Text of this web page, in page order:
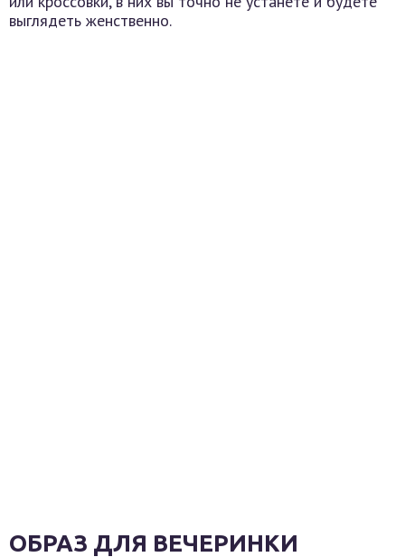
выглядеть женственно.
ОБРАЗ ДЛЯ ВЕЧЕРИНКИ